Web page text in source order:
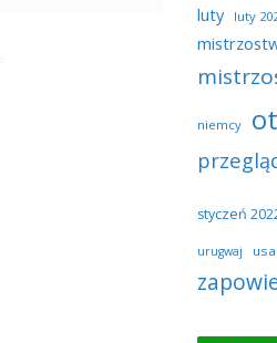
luty luty
niemcy
styczeń
urugwaj usa